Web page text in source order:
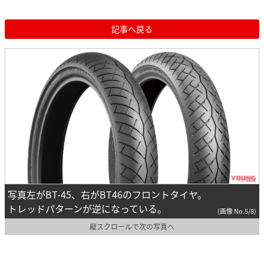
記事へ戻る
写真左がBT-45、右がBT46のフロントタイヤ。
トレッドパターンが逆になっている。
(画像 No.5/8)
縦スクロールで次の写真へ